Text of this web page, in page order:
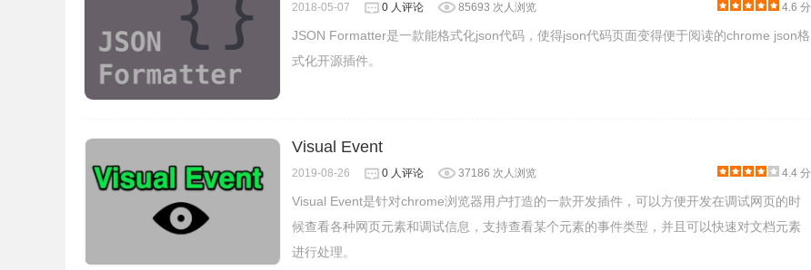
2018-05-07 0 人评论 85693 次人浏览 4.6 分
JSON Formatter是一款能格式化json代码，使得json代码页面变得便于阅读的chrome json格
式化开源插件。
Visual Event
2019-08-26 0 人评论 37186 次人浏览 4.4 分
Visual Event是针对chrome浏览器用户打造的一款开发插件，可以方便开发在调试网页的时
候查看各种网页元素和调试信息，支持查看某个元素的事件类型，并且可以快速对文档元素
进行处理。